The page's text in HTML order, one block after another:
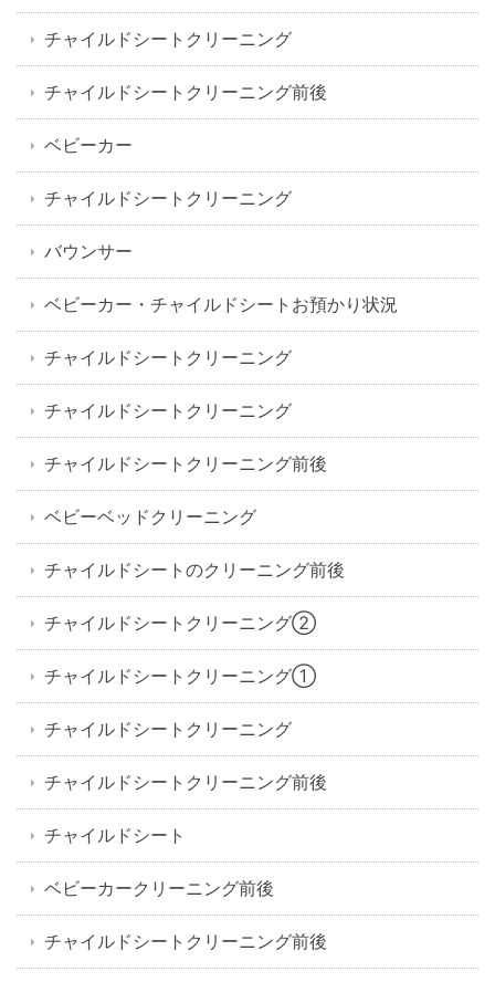
チャイルドシートクリーニング
チャイルドシートクリーニング前後
ベビーカー
チャイルドシートクリーニング
バウンサー
ベビーカー・チャイルドシートお預かり状況
チャイルドシートクリーニング
チャイルドシートクリーニング
チャイルドシートクリーニング前後
ベビーベッドクリーニング
チャイルドシートのクリーニング前後
チャイルドシートクリーニング②
チャイルドシートクリーニング①
チャイルドシートクリーニング
チャイルドシートクリーニング前後
チャイルドシート
ベビーカークリーニング前後
チャイルドシートクリーニング前後